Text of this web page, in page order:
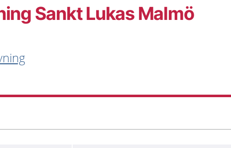
Sankt Lukas Malmö